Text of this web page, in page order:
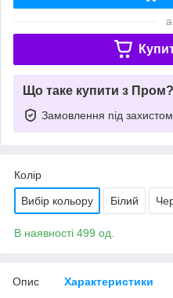
Що таке купити з Пром?
Замовлення під захистом
Колір
Вибір кольору Білий
В наявності 499 од.
Опис Характеристики